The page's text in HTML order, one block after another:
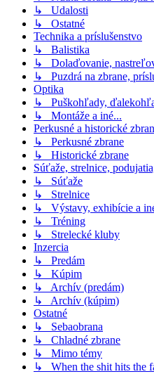
↳ Udalosti
↳ Ostatné
Technika a príslušenstvo
↳ Balistika
↳ Dolaďovanie,
↳ Puzdrá na zbrane,
Optika
↳ Puškohľady,
↳ Montáže a iné...
Perkusné a historické
↳ Perkusné zbrane
↳ Historické zbrane
Súťaže, strelnice,
↳ Súťaže
↳ Strelnice
↳ Výstavy, exhibície a
↳ Tréning
↳ Strelecké kluby
Inzercia
↳ Predám
↳ Kúpim
↳ Archív (predám)
↳ Archív (kúpim)
Ostatné
↳ Sebaobrana
↳ Chladné zbrane
↳ Mimo témy
↳ When the shit hits the